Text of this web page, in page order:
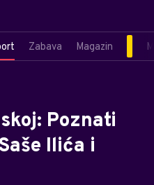
Zabava Magazin
Poznati
Ilića i